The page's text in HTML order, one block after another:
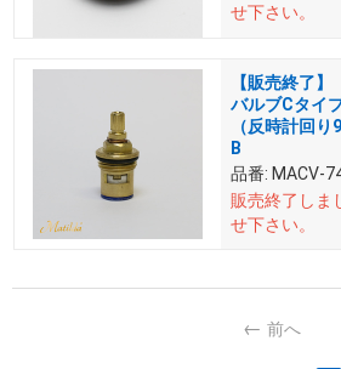
せ下さい。
【販売終了
バルブCタイ
（反時計回
B
品番: MACV-
販売終了しま
せ下さい。
前へ